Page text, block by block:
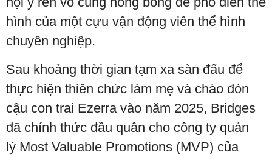
hình của một cựu vận động viên thể hình
chuyên nghiệp.
Sau khoảng thời gian tạm xa sàn đấu để
thực hiện thiên chức làm mẹ và chào đón
cậu con trai Ezerra vào năm 2025, Bridges
đã chính thức đầu quân cho công ty quản
lý Most Valuable Promotions (MVP) của